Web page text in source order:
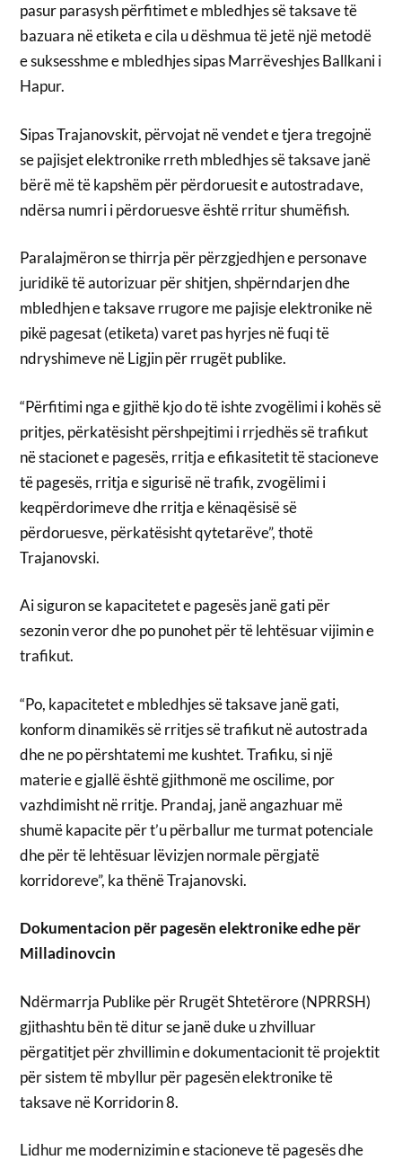
pasur parasysh përfitimet e mbledhjes së taksave të
bazuara në etiketa e cila u dëshmua të jetë një metodë
e suksesshme e mbledhjes sipas Marrëveshjes Ballkani i
Hapur.
Sipas Trajanovskit, përvojat në vendet e tjera tregojnë
se pajisjet elektronike rreth mbledhjes së taksave janë
bërë më të kapshëm për përdoruesit e autostradave,
ndërsa numri i përdoruesve është rritur shumëfish.
Paralajmëron se thirrja për përzgjedhjen e personave
juridikë të autorizuar për shitjen, shpërndarjen dhe
mbledhjen e taksave rrugore me pajisje elektronike në
pikë pagesat (etiketa) varet pas hyrjes në fuqi të
ndryshimeve në Ligjin për rrugët publike.
“Përfitimi nga e gjithë kjo do të ishte zvogëlimi i kohës së
pritjes, përkatësisht përshpejtimi i rrjedhës së trafikut
në stacionet e pagesës, rritja e efikasitetit të stacioneve
të pagesës, rritja e sigurisë në trafik, zvogëlimi i
keqpërdorimeve dhe rritja e kënaqësisë së
përdoruesve, përkatësisht qytetarëve”, thotë
Trajanovski.
Ai siguron se kapacitetet e pagesës janë gati për
sezonin veror dhe po punohet për të lehtësuar vijimin e
trafikut.
“Po, kapacitetet e mbledhjes së taksave janë gati,
konform dinamikës së rritjes së trafikut në autostrada
dhe ne po përshtatemi me kushtet. Trafiku, si një
materie e gjallë është gjithmonë me oscilime, por
vazhdimisht në rritje. Prandaj, janë angazhuar më
shumë kapacite për t’u përballur me turmat potenciale
dhe për të lehtësuar lëvizjen normale përgjatë
korridoreve”, ka thënë Trajanovski.
Dokumentacion për pagesën elektronike edhe për
Milladinovcin
Ndërmarrja Publike për Rrugët Shtetërore (NPRRSH)
gjithashtu bën të ditur se janë duke u zhvilluar
përgatitjet për zhvillimin e dokumentacionit të projektit
për sistem të mbyllur për pagesën elektronike të
taksave në Korridorin 8.
Lidhur me modernizimin e stacioneve të pagesës dhe